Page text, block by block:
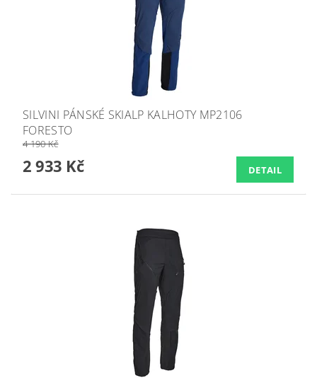
SILVINI PÁNSKÉ SKIALP KALHOTY MP2106
FORESTO
4 190 Kč
2 933 Kč DETAIL